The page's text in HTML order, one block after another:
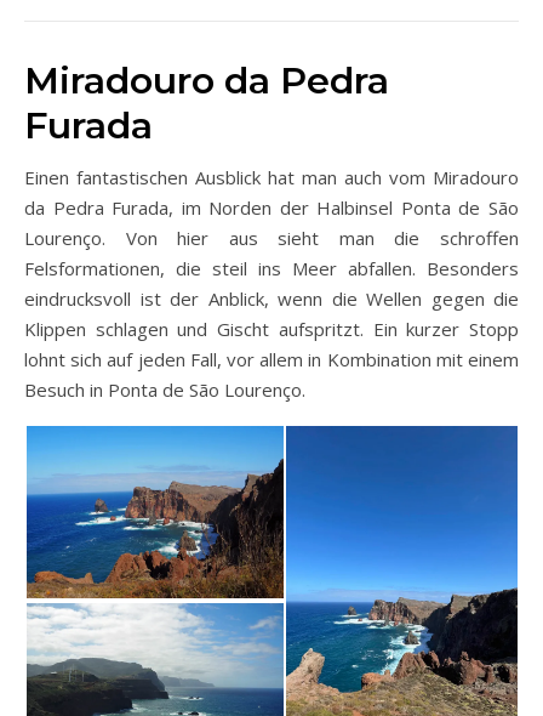
Miradouro da Pedra
Furada
Einen fantastischen Ausblick hat man auch vom Miradouro
da Pedra Furada, im Norden der Halbinsel Ponta de São
Lourenço. Von hier aus sieht man die schroffen
Felsformationen, die steil ins Meer abfallen. Besonders
eindrucksvoll ist der Anblick, wenn die Wellen gegen die
Klippen schlagen und Gischt aufspritzt. Ein kurzer Stopp
lohnt sich auf jeden Fall, vor allem in Kombination mit einem
Besuch in Ponta de São Lourenço.